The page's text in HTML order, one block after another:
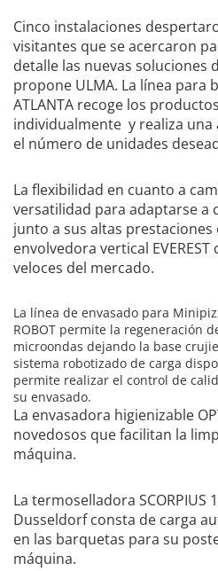
Cinco instalaciones
visitantes que se acercaron
detalle las nuevas soluciones
propone ULMA. La línea para
ATLANTA recoge los
individualmente y realiza
el número de unidades
La flexibilidad en cuanto a
versatilidad para adaptarse a
junto a sus altas prestaciones
envolvedora vertical EVEREST
veloces del mercado.
La línea de envasado para
ROBOT permite la regeneración
microondas dejando la base
sistema robotizado de carga
permite realizar el control de
su envasado.
La envasadora higienizable
novedosos que facilitan la
máquina.
La termoselladora SCORPIUS
Dusseldorf consta de carga
en las barquetas para su
máquina.